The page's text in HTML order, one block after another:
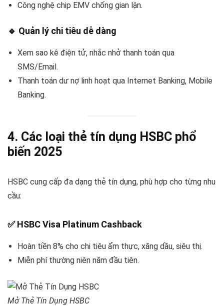
Công nghệ chip EMV chống gian lận.
🔹 Quản lý chi tiêu dễ dàng
Xem sao kê điện tử, nhắc nhở thanh toán qua
SMS/Email.
Thanh toán dư nợ linh hoạt qua Internet Banking, Mobile
Banking.
4. Các loại thẻ tín dụng HSBC phổ
biến 2025
HSBC cung cấp đa dạng thẻ tín dụng, phù hợp cho từng nhu
cầu:
✅HSBC Visa Platinum Cashback
Hoàn tiền 8% cho chi tiêu ẩm thực, xăng dầu, siêu thị.
Miễn phí thường niên năm đầu tiên.
Mở Thẻ Tín Dụng HSBC